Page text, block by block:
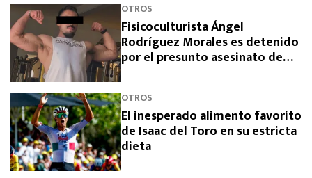
OTROS
Fisicoculturista Ángel
Rodríguez Morales es detenido
por el presunto asesinato de
OTROS
El inesperado alimento favorito
de Isaac del Toro en su estricta
dieta